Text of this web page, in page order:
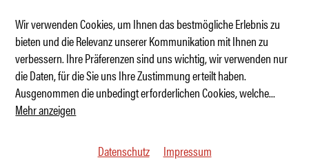
Welche Marke baut die besten Sportwagen?
Wir verwenden Cookies, um Ihnen das bestmögliche Erlebnis zu
bieten und die Relevanz unserer Kommunikation mit Ihnen zu
verbessern. Ihre Präferenzen sind uns wichtig, wir verwenden nur
die Daten, für die Sie uns Ihre Zustimmung erteilt haben.
Ausgenommen die unbedingt erforderlichen Cookies, welche...
Mehr anzeigen
Datenschutz Impressum